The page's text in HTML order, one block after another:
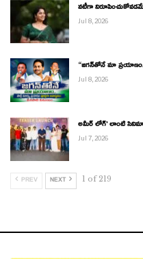
నటీగా
Jul 8, 2026
“జగన్‌తోనే మా
Jul 8, 2026
అమీర్ లోగ్’ లాంటి
Jul 7, 2026
PREV NEXT 1 of 219